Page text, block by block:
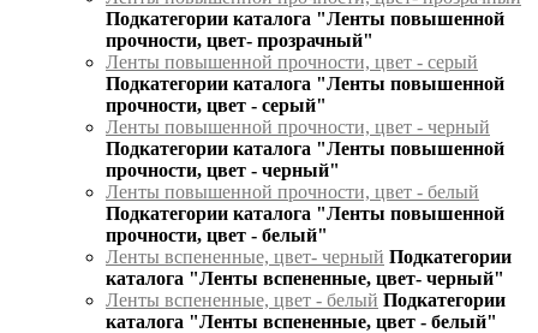
Подкатегории каталога "Ленты повышенной
прочности, цвет- прозрачный"
Ленты повышенной прочности, цвет - серый
Подкатегории каталога "Ленты повышенной
прочности, цвет - серый"
Ленты повышенной прочности, цвет - черный
Подкатегории каталога "Ленты повышенной
прочности, цвет - черный"
Ленты повышенной прочности, цвет - белый
Подкатегории каталога "Ленты повышенной
прочности, цвет - белый"
Ленты вспененные, цвет- черный Подкатегории
каталога "Ленты вспененные, цвет- черный"
Ленты вспененные, цвет - белый Подкатегории
каталога "Ленты вспененные, цвет - белый"